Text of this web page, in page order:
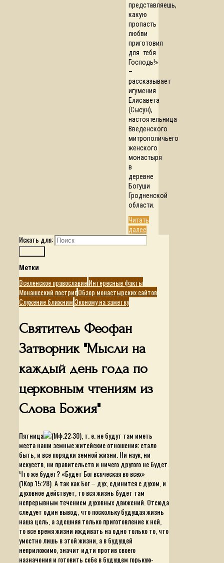
представляешь,
какую
пропасть
любви
приготовил
для тебя
Господь!»
–
рассказывает
игумения
Елисавета
(Сысун),
настоятельница
Введенского
митрополичьего
женского
монастыря
в
деревне
Богуши
Гродненской
области.
Читать
далее
Искать для:
Метки
Вселенское православиеИнтересные факты
Монашеский постригОбзор монастырских сайтов
Служение ближним Эконому на заметку
Святитель Феофан
Затворник "Мысли на
каждый день года по
церковным чтениям из
Слова Божия"
Пятница
(Мф.22:30), т. е. не будут там иметь
места наши земные житейские отношения; стало
быть, и все порядки земной жизни. Ни наук, ни
искусств, ни правительств и ничего другого не будет.
Что же будет?«Будет Бог всяческая во всех»
(1Кор.15:28). А так как Бог – дух, единится с духом, и
духовное действует, то вся жизнь будет там
непрерывным течением духовных движений. Отсюда
следует один вывод, что поскольку будущая жизнь
наша цель, а здешняя только приготовление к ней,
то все время жизни иждивать на одно только то, что
уместно лишь в этой жизни, а в будущей
неприложимо, значит идти против своего
назначения и готовить себе в будущем горькую-